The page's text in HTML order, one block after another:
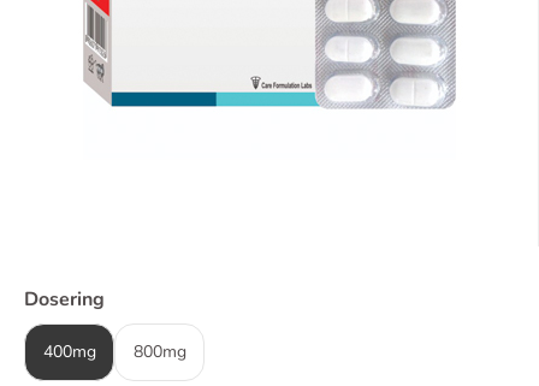
Dosering
400mg 800mg